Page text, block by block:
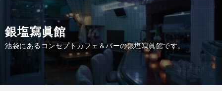
銀塩寫眞館
池袋にあるコンセプトカフェ＆バーの銀塩寫眞館です。